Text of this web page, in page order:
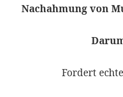
Nachahmung von
Fordert